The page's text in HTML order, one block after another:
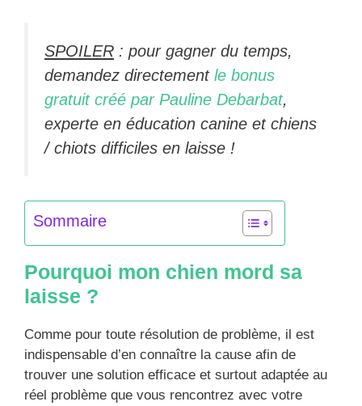
SPOILER : pour gagner du temps,
demandez directement le bonus
gratuit créé par Pauline Debarbat,
experte en éducation canine et chiens
/ chiots difficiles en laisse !
Sommaire
Pourquoi mon chien mord sa
laisse ?
Comme pour toute résolution de problème, il est
indispensable d’en connaître la cause afin de
trouver une solution efficace et surtout adaptée au
réel problème que vous rencontrez avec votre